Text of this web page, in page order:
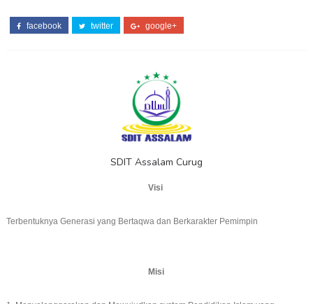
facebook twitter google+
SDIT Assalam Curug
Visi
Terbentuknya Generasi yang Bertaqwa dan Berkarakter Pemimpin
Misi